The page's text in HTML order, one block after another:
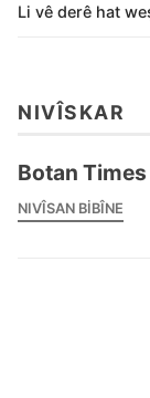
Li vê derê hat
NIVÎSKAR
Botan Times
NIVÎSAN BIBÎNE